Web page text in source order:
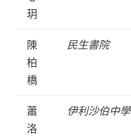
玥
陳
柏
橋
民生書院
蕭
洛
伊利沙伯中學